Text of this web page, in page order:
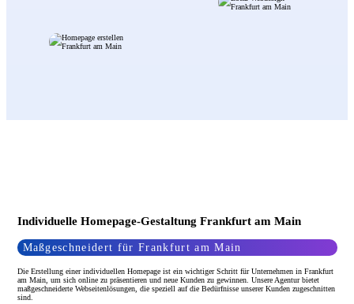
Individuelle Homepage-Gestaltung Frankfurt am Main
Maßgeschneidert für Frankfurt am Main
Die Erstellung einer individuellen Homepage ist ein wichtiger Schritt für Unternehmen in Frankfurt
am Main, um sich online zu präsentieren und neue Kunden zu gewinnen. Unsere Agentur bietet
maßgeschneiderte Webseitenlösungen, die speziell auf die Bedürfnisse unserer Kunden zugeschnitten
sind.